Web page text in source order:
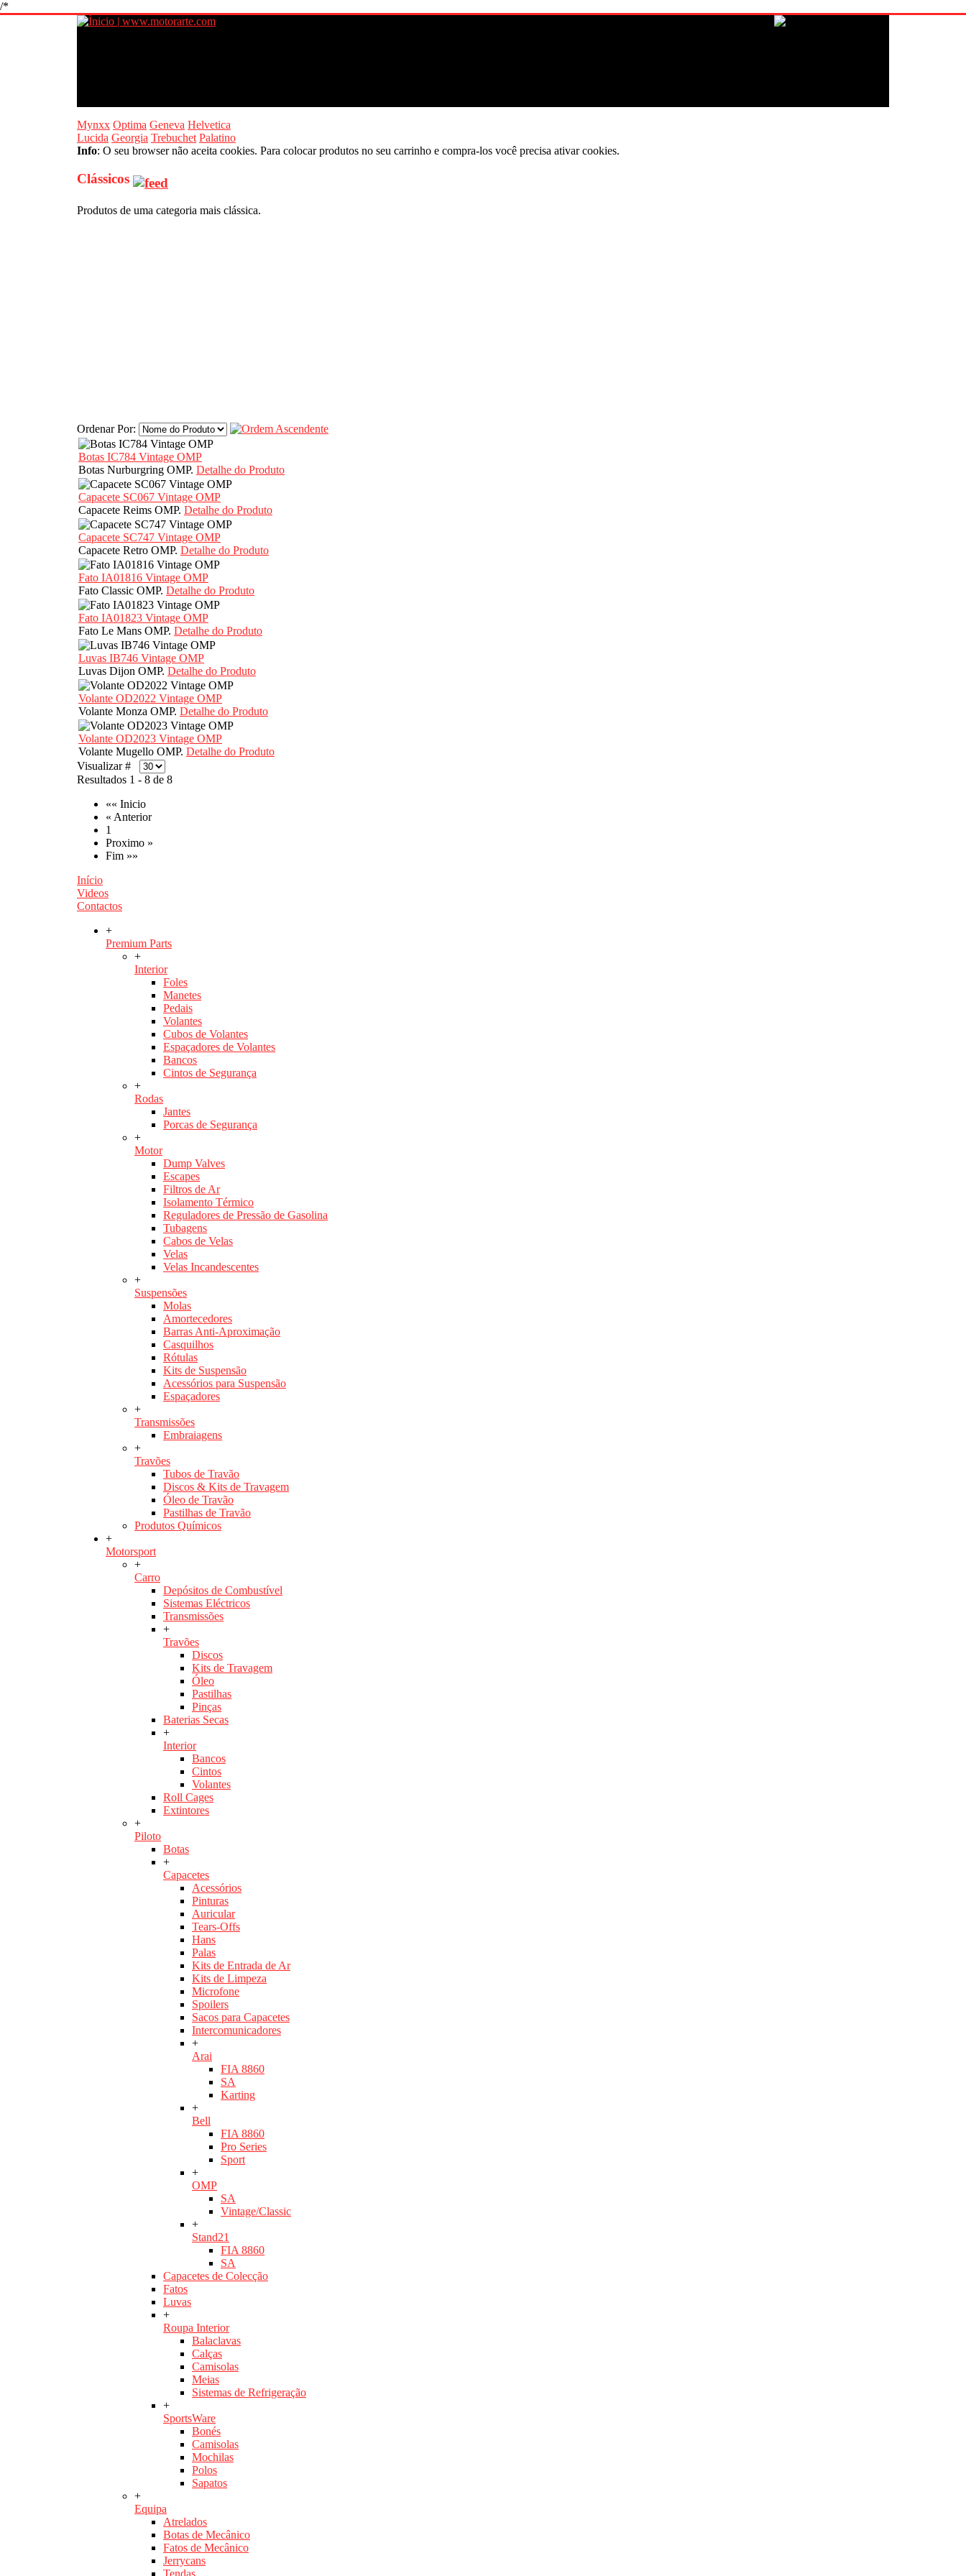
/*
Mynxx Optima Geneva Helvetica
Lucida Georgia Trebuchet Palatino
Info: O seu browser não aceita cookies. Para colocar produtos no seu carrinho e compra-los você precisa ativar cookies.
Clássicos
Produtos de uma categoria mais clássica.
Ordenar Por:
Botas IC784 Vintage OMP
Botas Nurburgring OMP. Detalhe do Produto
Capacete SC067 Vintage OMP
Capacete Reims OMP. Detalhe do Produto
Capacete SC747 Vintage OMP
Capacete Retro OMP. Detalhe do Produto
Fato IA01816 Vintage OMP
Fato Classic OMP. Detalhe do Produto
Fato IA01823 Vintage OMP
Fato Le Mans OMP. Detalhe do Produto
Luvas IB746 Vintage OMP
Luvas Dijon OMP. Detalhe do Produto
Volante OD2022 Vintage OMP
Volante Monza OMP. Detalhe do Produto
Volante OD2023 Vintage OMP
Volante Mugello OMP. Detalhe do Produto
Visualizar #
Resultados 1 - 8 de 8
«« Inicio
« Anterior
1
Proximo »
Fim »»
Início
Videos
Contactos
+
Premium Parts
+
Interior
Foles
Manetes
Pedais
Volantes
Cubos de Volantes
Espaçadores de Volantes
Bancos
Cintos de Segurança
+
Rodas
Jantes
Porcas de Segurança
+
Motor
Dump Valves
Escapes
Filtros de Ar
Isolamento Térmico
Reguladores de Pressão de Gasolina
Tubagens
Cabos de Velas
Velas
Velas Incandescentes
+
Suspensões
Molas
Amortecedores
Barras Anti-Aproximação
Casquilhos
Rótulas
Kits de Suspensão
Acessórios para Suspensão
Espaçadores
+
Transmissões
Embraiagens
+
Travões
Tubos de Travão
Discos & Kits de Travagem
Óleo de Travão
Pastilhas de Travão
Produtos Químicos
+
Motorsport
+
Carro
Depósitos de Combustível
Sistemas Eléctricos
Transmissões
+
Travões
Discos
Kits de Travagem
Óleo
Pastilhas
Pinças
Baterias Secas
+
Interior
Bancos
Cintos
Volantes
Roll Cages
Extintores
+
Piloto
Botas
+
Capacetes
Acessórios
Pinturas
Auricular
Tears-Offs
Hans
Palas
Kits de Entrada de Ar
Kits de Limpeza
Microfone
Spoilers
Sacos para Capacetes
Intercomunicadores
+
Arai
FIA 8860
SA
Karting
+
Bell
FIA 8860
Pro Series
Sport
+
OMP
SA
Vintage/Classic
+
Stand21
FIA 8860
SA
Capacetes de Colecção
Fatos
Luvas
+
Roupa Interior
Balaclavas
Calças
Camisolas
Meias
Sistemas de Refrigeração
+
SportsWare
Bonés
Camisolas
Mochilas
Polos
Sapatos
+
Equipa
Atrelados
Botas de Mecânico
Fatos de Mecânico
Jerrycans